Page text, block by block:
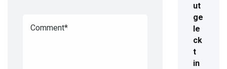
ut
ge
le
ck
t
in